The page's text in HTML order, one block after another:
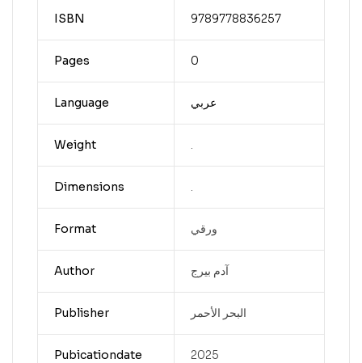
ISBN 9789778836257
Pages 0
Language عربي
Weight .
Dimensions .
Format ورقي
Author آدم بيرج
Publisher البحر الأحمر
Pubicationdate 2025